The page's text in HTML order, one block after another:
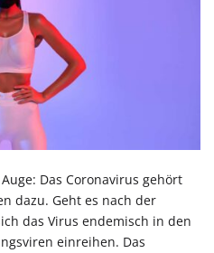
Das Coronavirus gehört
dazu. Geht es nach der
das Virus endemisch in den
einreihen. Das